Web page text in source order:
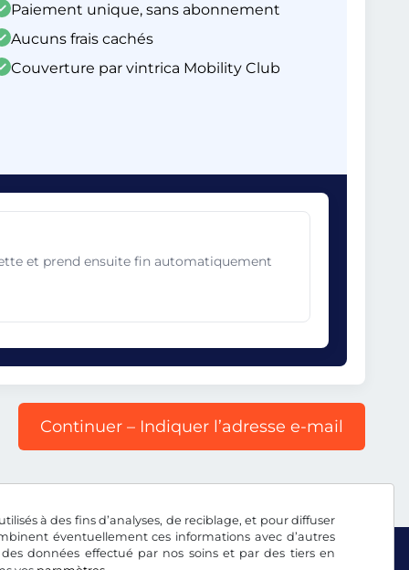
à des fins d’analyses, de reciblage, et pour diffuser
éventuellement ces informations avec d’autres
données effectué par nos soins et par des tiers en
Paiement unique, sans abonnement
Aucuns frais cachés
Couverture par vintrica Mobility Club
et prend ensuite fin automatiquement
Continuer – Indiquer l’adresse e-mail